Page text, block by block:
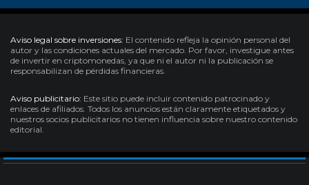
Aviso legal sobre inversiones: El contenido refleja la opinión personal del
autor y las condiciones actuales del mercado. Por favor, investigue antes
de invertir en criptomonedas, ya que ni el autor ni la publicación se
responsabilizan de pérdidas financieras.
Aviso publicitario: Este sitio puede incluir contenido patrocinado y
enlaces de afiliados. Todos los anuncios están claramente etiquetados y
nuestros socios publicitarios no tienen influencia sobre nuestro contenido
editorial.